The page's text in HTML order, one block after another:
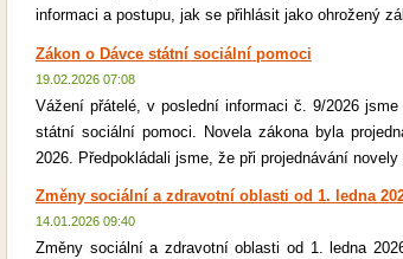
informaci a postupu, jak se přihlásit jako ohrožený
Zákon o Dávce státní sociální pomoci
19.02.2026 07:08
Vážení přátelé, v poslední informaci č. 9/2026
státní sociální pomoci. Novela zákona byla
2026. Předpokládali jsme, že při projednávání novely
Změny sociální a zdravotní oblasti od 1. ledna
14.01.2026 09:40
Změny sociální a zdravotní oblasti od 1. ledna